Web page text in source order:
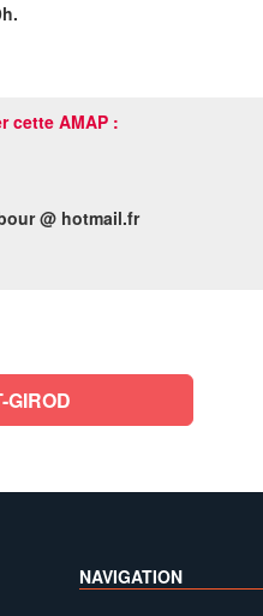
cette AMAP :
@ hotmail.fr
GIROD
NAVIGATION